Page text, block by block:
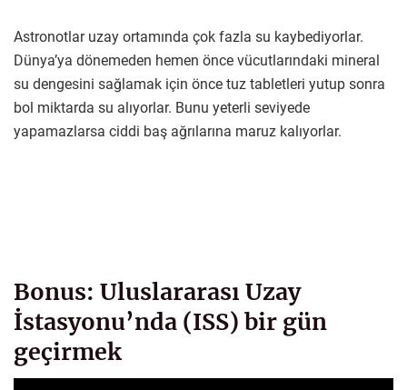
Astronotlar uzay ortamında çok fazla su kaybediyorlar.
Dünya’ya dönemeden hemen önce vücutlarındaki mineral
su dengesini sağlamak için önce tuz tabletleri yutup sonra
bol miktarda su alıyorlar. Bunu yeterli seviyede
yapamazlarsa ciddi baş ağrılarına maruz kalıyorlar.
Bonus: Uluslararası Uzay
İstasyonu’nda (ISS) bir gün
geçirmek